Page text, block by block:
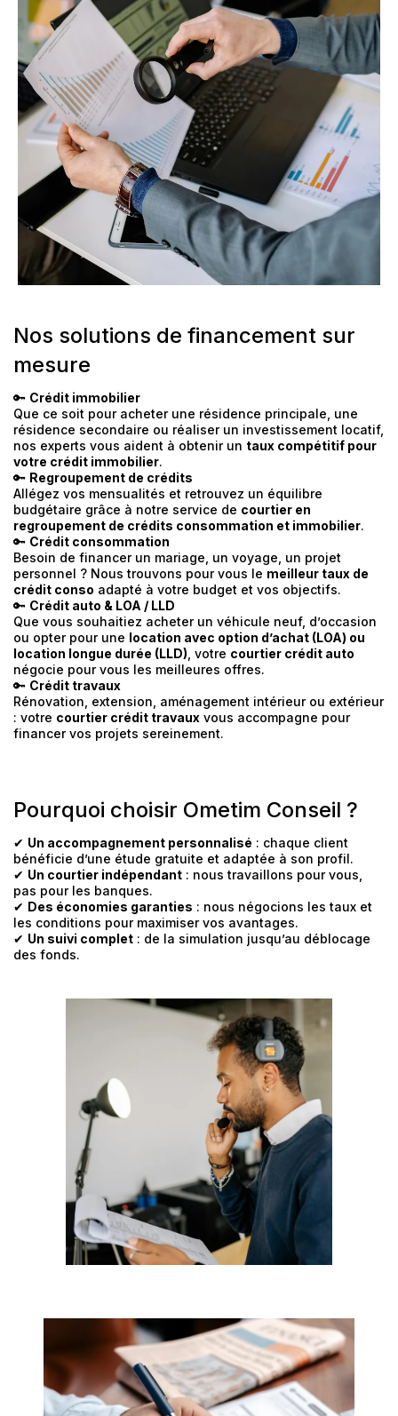
Nos solutions de financement sur
mesure
🔑 Crédit immobilier
Que ce soit pour acheter une résidence principale, une
résidence secondaire ou réaliser un investissement locatif,
nos experts vous aident à obtenir un taux compétitif pour
votre crédit immobilier.
🔑 Regroupement de crédits
Allégez vos mensualités et retrouvez un équilibre
budgétaire grâce à notre service de courtier en
regroupement de crédits consommation et immobilier.
🔑 Crédit consommation
Besoin de financer un mariage, un voyage, un projet
personnel ? Nous trouvons pour vous le meilleur taux de
crédit conso adapté à votre budget et vos objectifs.
🔑 Crédit auto & LOA / LLD
Que vous souhaitiez acheter un véhicule neuf, d’occasion
ou opter pour une location avec option d’achat (LOA) ou
location longue durée (LLD) , votre courtier crédit auto
négocie pour vous les meilleures offres.
🔑 Crédit travaux
Rénovation, extension, aménagement intérieur ou extérieur
: votre courtier crédit travaux vous accompagne pour
financer vos projets sereinement.
Pourquoi choisir Ometim Conseil ?
✔ Un accompagnement personnalisé : chaque client
bénéficie d’une étude gratuite et adaptée à son profil.
✔ Un courtier indépendant : nous travaillons pour vous,
pas pour les banques.
✔ Des économies garanties : nous négocions les taux et
les conditions pour maximiser vos avantages.
✔ Un suivi complet : de la simulation jusqu’au déblocage
des fonds.